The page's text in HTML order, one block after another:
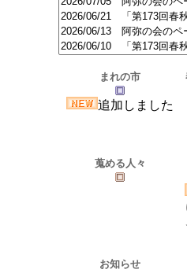
まれの市
追加しました
蒐める人々
お知らせ